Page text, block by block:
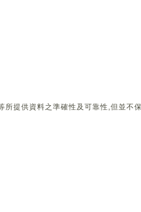
提供資料之準確性及可靠性,但並不